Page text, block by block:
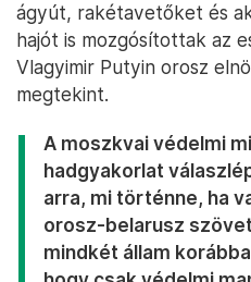
ágyút, rakétavetőket és
hajót is mozgósítottak az
Vlagyimir Putyin orosz
megtekint.
A moszkvai védelmi
hadgyakorlat
arra, mi történne, ha
orosz-belarusz
mindkét állam